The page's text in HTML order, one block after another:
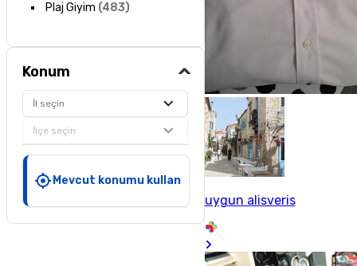
Plaj Giyim (483)
Konum
İl seçin
İlçe seçin
Mevcut konumu kullan
uygun alisveris